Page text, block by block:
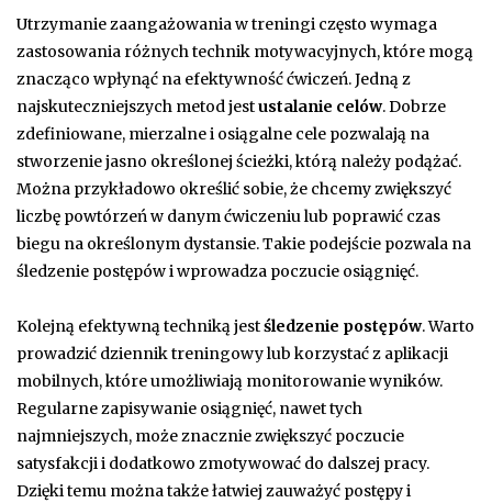
Utrzymanie zaangażowania w treningi często wymaga
zastosowania różnych technik motywacyjnych, które mogą
znacząco wpłynąć na efektywność ćwiczeń. Jedną z
najskuteczniejszych metod jestustalanie celów. Dobrze
zdefiniowane, mierzalne i osiągalne cele pozwalają na
stworzenie jasno określonej ścieżki, którą należy podążać.
Można przykładowo określić sobie, że chcemy zwiększyć
liczbę powtórzeń w danym ćwiczeniu lub poprawić czas
biegu na określonym dystansie. Takie podejście pozwala na
śledzenie postępów i wprowadza poczucie osiągnięć.
Kolejną efektywną techniką jestśledzenie postępów. Warto
prowadzić dziennik treningowy lub korzystać z aplikacji
mobilnych, które umożliwiają monitorowanie wyników.
Regularne zapisywanie osiągnięć, nawet tych
najmniejszych, może znacznie zwiększyć poczucie
satysfakcji i dodatkowo zmotywować do dalszej pracy.
Dzięki temu można także łatwiej zauważyć postępy i